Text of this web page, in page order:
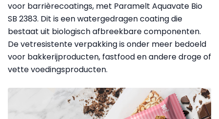
voor barrièrecoatings, met Paramelt Aquavate Bio
SB 2383. Dit is een watergedragen coating die
bestaat uit biologisch afbreekbare componenten.
De vetresistente verpakking is onder meer bedoeld
voor bakkerijproducten, fastfood en andere droge of
vette voedingsproducten.